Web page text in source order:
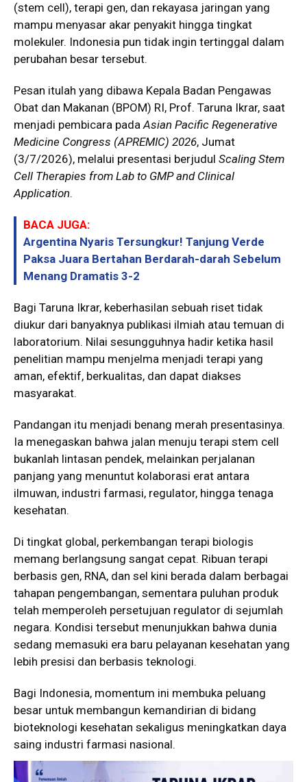
(stem cell), terapi gen, dan rekayasa jaringan yang
mampu menyasar akar penyakit hingga tingkat
molekuler. Indonesia pun tidak ingin tertinggal dalam
perubahan besar tersebut.
Pesan itulah yang dibawa Kepala Badan Pengawas
Obat dan Makanan (BPOM) RI, Prof. Taruna Ikrar, saat
menjadi pembicara padaAsian Pacific Regenerative
Medicine Congress (APREMIC) 2026, Jumat
(3/7/2026), melalui presentasi berjudul Scaling Stem
Cell Therapies from Lab to GMP and Clinical
Application.
BACA JUGA:
Argentina Nyaris Tersungkur! Tanjung Verde
Paksa Juara Bertahan Berdarah-darah Sebelum
Menang Dramatis 3-2
Bagi Taruna Ikrar, keberhasilan sebuah riset tidak
diukur dari banyaknya publikasi ilmiah atau temuan di
laboratorium. Nilai sesungguhnya hadir ketika hasil
penelitian mampu menjelma menjadi terapi yang
aman, efektif, berkualitas, dan dapat diakses
masyarakat.
Pandangan itu menjadi benang merah presentasinya.
Ia menegaskan bahwa jalan menuju terapi stem cell
bukanlah lintasan pendek, melainkan perjalanan
panjang yang menuntut kolaborasi erat antara
ilmuwan, industri farmasi, regulator, hingga tenaga
kesehatan.
Di tingkat global, perkembangan terapi biologis
memang berlangsung sangat cepat. Ribuan terapi
berbasis gen, RNA, dan sel kini berada dalam berbagai
tahapan pengembangan, sementara puluhan produk
telah memperoleh persetujuan regulator di sejumlah
negara. Kondisi tersebut menunjukkan bahwa dunia
sedang memasuki era baru pelayanan kesehatan yang
lebih presisi dan berbasis teknologi.
Bagi Indonesia, momentum ini membuka peluang
besar untuk membangun kemandirian di bidang
bioteknologi kesehatan sekaligus meningkatkan daya
saing industri farmasi nasional.